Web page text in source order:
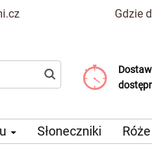
Gdzie
Koszt
Wybierz
Słoneczniki Róże